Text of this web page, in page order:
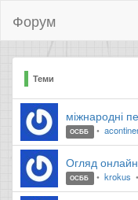
Форум
Теми
міжнародні
ОСББ
Огляд
ОСББ krokus